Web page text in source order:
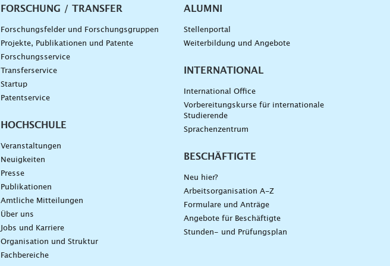
FORSCHUNG / TRANSFER
Forschungsfelder und Forschungsgruppen
Projekte, Publikationen und Patente
Forschungsservice
Transferservice
Startup
Patentservice
HOCHSCHULE
Veranstaltungen
Neuigkeiten
Presse
Publikationen
Amtliche Mitteilungen
Über uns
Jobs und Karriere
Organisation und Struktur
Fachbereiche
ALUMNI
Stellenportal
Weiterbildung und Angebote
INTERNATIONAL
International Office
Vorbereitungskurse für internationale
Studierende
Sprachenzentrum
BESCHÄFTIGTE
Neu hier?
Arbeitsorganisation A-Z
Formulare und Anträge
Angebote für Beschäftigte
Stunden- und Prüfungsplan